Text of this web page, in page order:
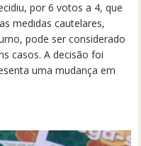
por 6 votos a 4, que
medidas cautelares,
pode ser considerado
casos. A decisão foi
uma mudança em